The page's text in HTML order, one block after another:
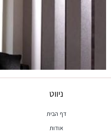
ניווט
דף הבית
אודות